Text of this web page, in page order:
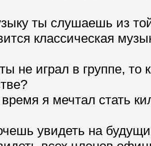
ты слушаешь из
классическая
не играл в группе,
я мечтал стать
увидеть на